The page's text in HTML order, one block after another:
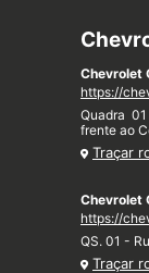
Chevrolet
https://
Quadra
frente ao
Traçar
Chevrolet
https://
QS. 01 -
Traçar